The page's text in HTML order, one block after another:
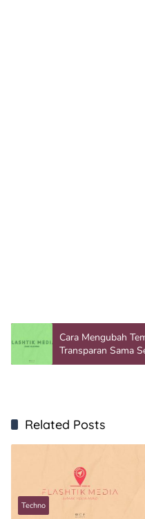
Cara Mengubah
Transparan Sama
Mudah
Related Posts
Techno